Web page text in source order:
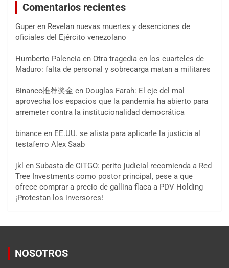
Comentarios recientes
Guper en Revelan nuevas muertes y deserciones de
oficiales del Ejército venezolano
Humberto Palencia en Otra tragedia en los cuarteles de
Maduro: falta de personal y sobrecarga matan a militares
Binance推荐奖金 en Douglas Farah: El eje del mal
aprovecha los espacios que la pandemia ha abierto para
arremeter contra la institucionalidad democrática
binance en EE.UU. se alista para aplicarle la justicia al
testaferro Alex Saab
jkl en Subasta de CITGO: perito judicial recomienda a Red
Tree Investments como postor principal, pese a que
ofrece comprar a precio de gallina flaca a PDV Holding
¡Protestan los inversores!
NOSOTROS